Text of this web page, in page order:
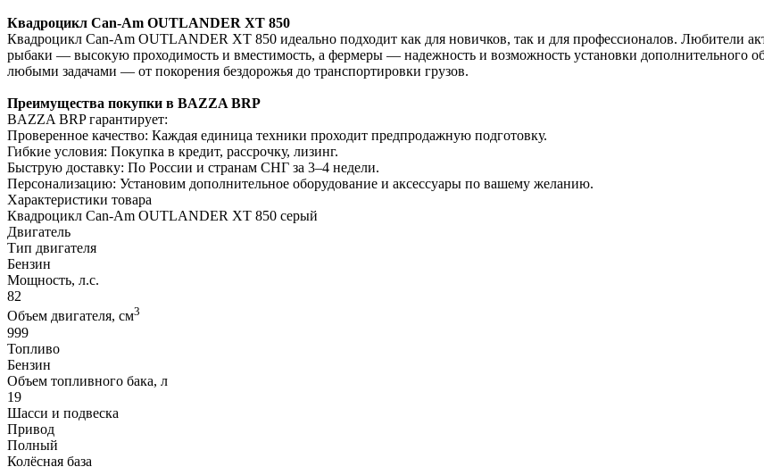
Квадроцикл Can-Am OUTLANDER XT 850
Квадроцикл Can-Am OUTLANDER XT 850 идеально подходит как для новичков, так и для профессионалов. Любители
рыбаки — высокую проходимость и вместимость, а фермеры — надежность и возможность установки дополнительного
любыми задачами — от покорения бездорожья до транспортировки грузов.
Преимущества покупки в BAZZA BRP
BAZZA BRP гарантирует:
Проверенное качество: Каждая единица техники проходит предпродажную подготовку.
Гибкие условия: Покупка в кредит, рассрочку, лизинг.
Быструю доставку: По России и странам СНГ за 3–4 недели.
Персонализацию: Установим дополнительное оборудование и аксессуары по вашему желанию.
Характеристики товара
Квадроцикл Can-Am OUTLANDER XT 850 серый
Двигатель
Тип двигателя
Бензин
Мощность, л.с.
82
Объем двигателя, см3
999
Топливо
Бензин
Объем топливного бака, л
19
Шасси и подвеска
Привод
Полный
Колёсная база